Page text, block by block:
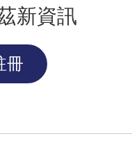
新資訊
冊